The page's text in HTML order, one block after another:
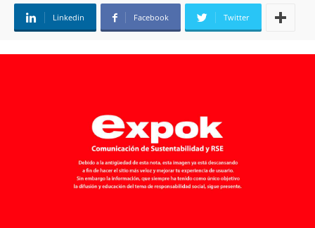
Linkedin Facebook Twitter